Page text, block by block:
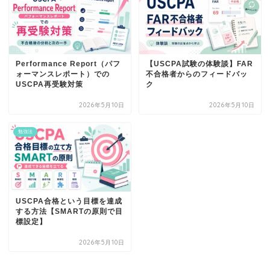
Performance Report（パフ
ォーマンスレポート）での
USCPA再受験対策
2026年5月10日
【USCPA試験の体験談】FAR
不合格者からのフィードバッ
ク
2026年5月10日
勉強法
USCPA合格という目標を達成
する方法【SMARTの原則で目
標設定】
2026年5月10日